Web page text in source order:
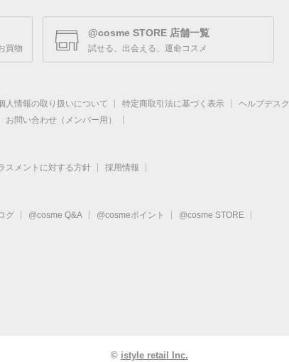
買物
@cosme STORE 店舗一覧
試せる、出会える、運命コスメ
人情報の取り扱いについて 特定商取引法に基づく表示
ヘルプデスク
お問い合わせ（メンバー用）
スメントに対する方針 採用情報
グ @cosme Q&A @cosmeポイント
@cosme STORE
© istyle retail Inc.